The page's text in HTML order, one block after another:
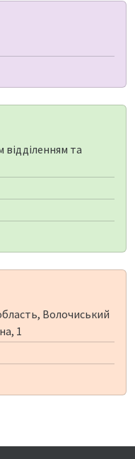
відділенням та
Волочиський
1